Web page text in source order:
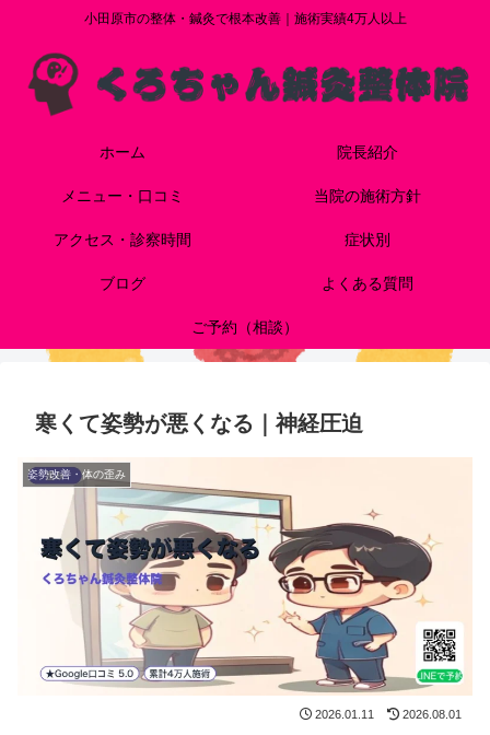
小田原市の整体・鍼灸で根本改善｜施術実績4万人以上
ホーム 院長紹介
メニュー・口コミ 当院の施術方針
アクセス・診察時間 症状別
ブログ よくある質問
ご予約（相談）
寒くて姿勢が悪くなる｜神経圧迫
姿勢改善・体の歪み
2026.01.11 2026.08.01